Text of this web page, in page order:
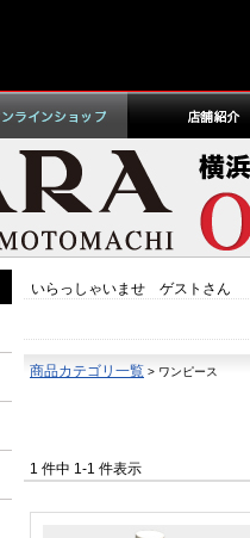
いらっしゃいませ ゲストさん
商品カテゴリ一覧 > ワンピース
1 件中 1-1 件表示